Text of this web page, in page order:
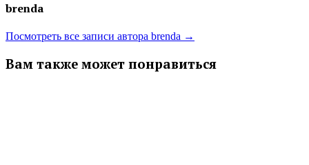
brenda
Посмотреть все записи автора brenda →
Вам также может понравиться